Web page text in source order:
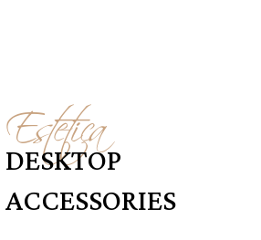
Estetica
DESKTOP
ACCESSORIES